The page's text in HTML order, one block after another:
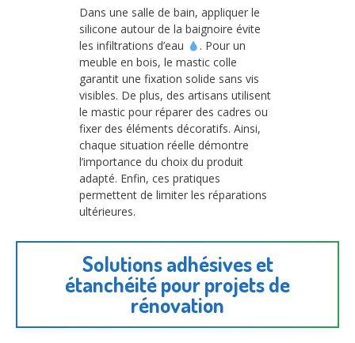
Dans une salle de bain, appliquer le
silicone autour de la baignoire évite
les infiltrations d’eau
. Pour un
meuble en bois, le mastic colle
garantit une fixation solide sans vis
visibles. De plus, des artisans utilisent
le mastic pour réparer des cadres ou
fixer des éléments décoratifs. Ainsi,
chaque situation réelle démontre
l’importance du choix du produit
adapté. Enfin, ces pratiques
permettent de limiter les réparations
ultérieures.
Solutions adhésives et
étanchéité pour projets de
rénovation